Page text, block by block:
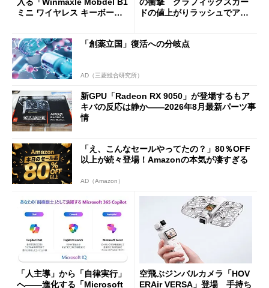
ミニ ワイヤレス キーボー
ドの値上がりラッシュでアキ
「創薬立国」復活への分岐点
AD（三菱総合研究所）
新GPU「Radeon RX 9050」が登場するもア
キバの反応は静か――2026年8月最新パーツ事
情
「え、こんなセールやってたの？」80％OFF
以上が続々登場！Amazonの本気が凄すぎる
AD（Amazon）
「人主導」から「自律実行」
へ――進化する「Microsoft
空飛ぶジンバルカメラ「HOV
ERAir VERSA」登場 手持ち